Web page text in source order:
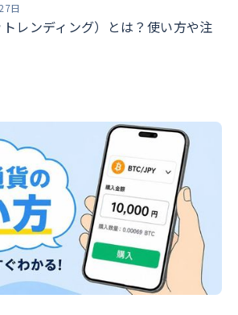
日
レンディング）とは？使い方や注